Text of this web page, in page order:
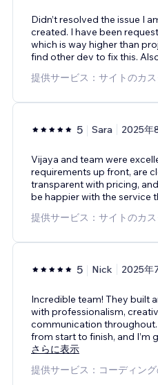
Didn’t resolved the issue I
created. I have been
which is way higher than
find other dev to fix this.
提供サービス：サイトのカ
5 Sara 2025年
Vijaya and team were
requirements up front, are
transparent with pricing,
be happier with the service
提供サービス：サイトのカ
5 Nick 2025年
Incredible team! They built
with professionalism,
communication
from start to finish, and I’m
さらに表示
提供サービス：コーディン